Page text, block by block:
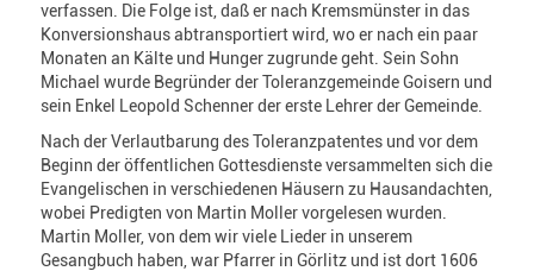
verfassen. Die Folge ist, daß er nach Kremsmünster in das
Konversionshaus abtransportiert wird, wo er nach ein paar
Monaten an Kälte und Hunger zugrunde geht. Sein Sohn
Michael wurde Begründer der Toleranzgemeinde Goisern und
sein Enkel Leopold Schenner der erste Lehrer der Gemeinde.
Nach der Verlautbarung des Toleranzpatentes und vor dem
Beginn der öffentlichen Gottesdienste versammelten sich die
Evangelischen in verschiedenen Häusern zu Hausandachten,
wobei Predigten von Martin Moller vorgelesen wurden.
Martin Moller, von dem wir viele Lieder in unserem
Gesangbuch haben, war Pfarrer in Görlitz und ist dort 1606